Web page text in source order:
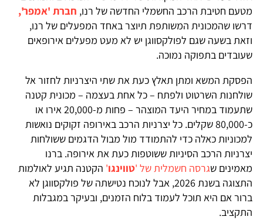
מטעם חטיבת הרכב החשמלי החדשה של רנו, חברת 'אמפר',
דרשו שהמכונית המשותפת תיוצר באחד המפעלים של רנו,
וזאת בשעה שגם לפולקסווגן יש לא מעט מפעלים אירופאים
שעובדים בתפוקה נמוכה.
הפסקת המשא ומתן תאלץ כעת את שתי היצרניות לחזור אל
שולחנות השרטוט ולפתח – כל אחת בעצמה – מכונית קטנה
שתעמוד במחיר היעד המוצהר – פחות מ-20,000 אירו או
כ-80,000 שקלים. כל יצרניות הרכב באירופה זקוקים נואשות
למכוניות כאלה כדי להתמודד מול מבול הדגמים ששולחות
יצרניות הרכב הסיניות ששוטפות כעת את אירופה. ברנו
מאמינים שגרסה חשמלית של 'טווינגו' הקטנה תגיע לאולמות
התצוגה בשנת 2026, אבל לנוכח נטישתה של פולקסווגן לא
ברור אם היא תוכל לעמוד בלוח הזמנים, ובעיקר במגבלות
התקציב.